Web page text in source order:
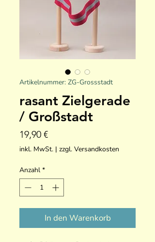
Artikelnummer: ZG-Grossstadt
rasant Zielgerade
/ Großstadt
19,90 €Preis
inkl. MwSt. | zzgl. Versandkosten
Anzahl *
In den Warenkorb